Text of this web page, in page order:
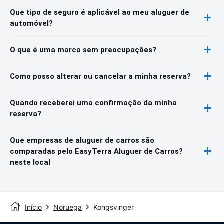
Que tipo de seguro é aplicável ao meu aluguer de
automóvel?
O que é uma marca sem preocupações?
Como posso alterar ou cancelar a minha reserva?
Quando receberei uma confirmação da minha
reserva?
Que empresas de aluguer de carros são
comparadas pelo EasyTerra Aluguer de Carros?
neste local
Início Noruega Kongsvinger